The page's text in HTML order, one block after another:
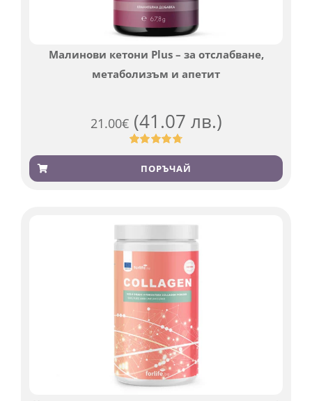
Малинови кетони Plus – за отслабване,
метаболизъм и апетит
21.00€ (41.07 лв.)
Оценен
4.76 от 5,
базирано
819
ПОРЪЧАЙ